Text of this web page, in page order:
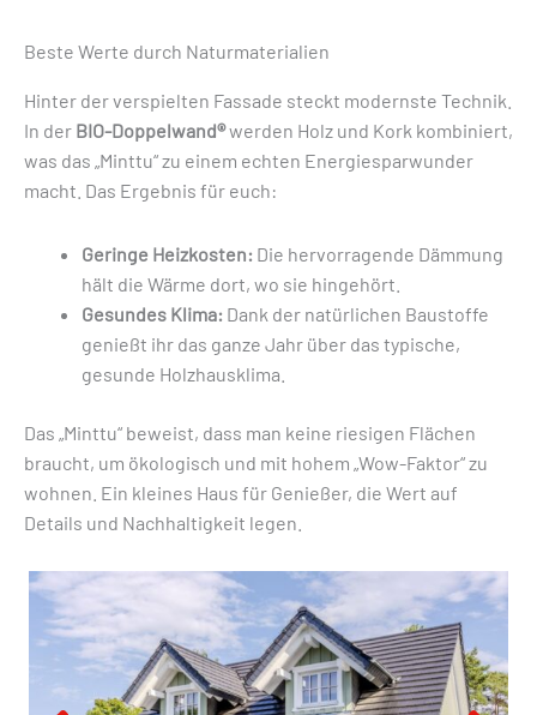
Beste Werte durch Naturmaterialien
Hinter der verspielten Fassade steckt modernste Technik.
In der BIO-Doppelwand®werden Holz und Kork kombiniert,
was das „Minttu“ zu einem echten Energiesparwunder
macht. Das Ergebnis für euch:
Geringe Heizkosten: Die hervorragende Dämmung
hält die Wärme dort, wo sie hingehört.
Gesundes Klima: Dank der natürlichen Baustoffe
genießt ihr das ganze Jahr über das typische,
gesunde Holzhausklima.
Das „Minttu“ beweist, dass man keine riesigen Flächen
braucht, um ökologisch und mit hohem „Wow-Faktor“ zu
wohnen. Ein kleines Haus für Genießer, die Wert auf
Details und Nachhaltigkeit legen.